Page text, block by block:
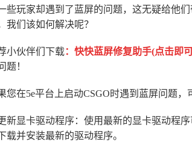
些玩家却遇到了蓝屏的问题，这无疑给他
我们该如何解决呢？
小伙伴们下载： 快快蓝屏修复助手(点击即
题！
您在5e平台上启动CSGO时遇到蓝屏问题，
新显卡驱动程序：使用最新的显卡驱动程
载并安装最新的驱动程序。